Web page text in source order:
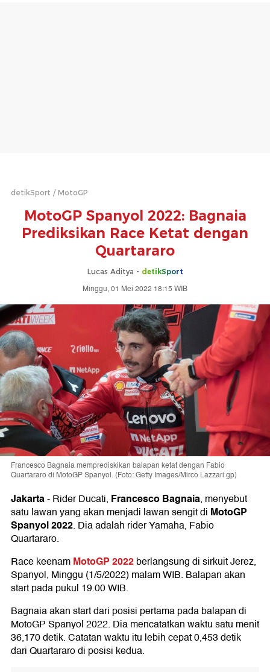
detikSport MotoGP
MotoGP Spanyol 2022: Bagnaia
Prediksikan Race Ketat dengan
Quartararo
Lucas Aditya - detikSport
Minggu, 01 Mei 2022 18:15 WIB
Francesco Bagnaia memprediskikan balapan ketat dengan Fabio
Quartararo di MotoGP Spanyol. (Foto: Getty Images/Mirco Lazzari gp)
Jakarta-Rider Ducati, Francesco Bagnaia, menyebut
satu lawan yang akan menjadi lawan sengit di MotoGP
Spanyol 2022. Dia adalah rider Yamaha, Fabio
Quartararo.
Race keenamMotoGP 2022berlangsung di sirkuit Jerez,
Spanyol, Minggu (1/5/2022) malam WIB. Balapan akan
start pada pukul 19.00 WIB.
Bagnaia akan start dari posisi pertama pada balapan di
MotoGP Spanyol 2022. Dia mencatatkan waktu satu menit
36,170 detik. Catatan waktu itu lebih cepat 0,453 detik
dari Quartararo di posisi kedua.